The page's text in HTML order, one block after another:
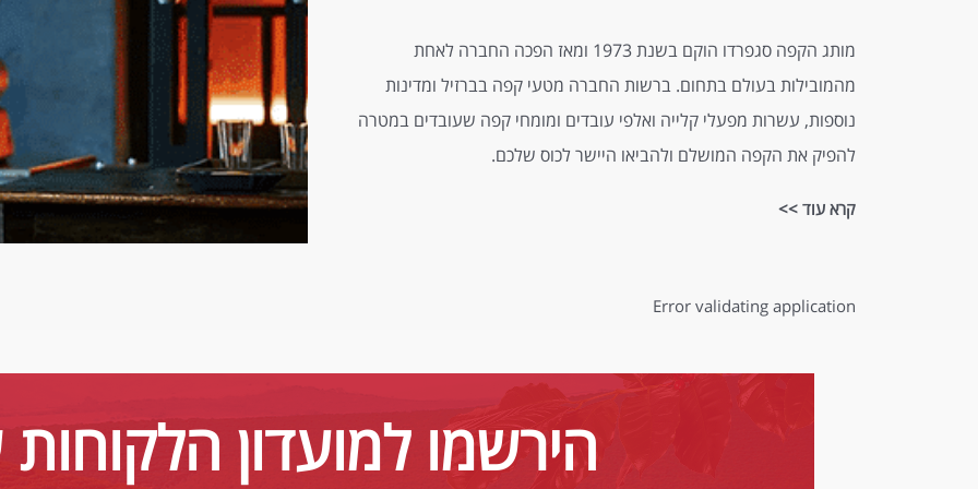
מותג הקפה סגפרדו הוקם בשנת 1973 ומאז הפכה החברה לאחת
מהמובילות בעולם בתחום. ברשות החברה מטעי קפה בברזיל ומדינות
נוספות, עשרות מפעלי קלייה ואלפי עובדים ומומחי קפה שעובדים במטרה
להפיק את הקפה המושלם ולהביאו היישר לכוס שלכם.
קרא עוד >>
Error validating application
הירשמו למועדון